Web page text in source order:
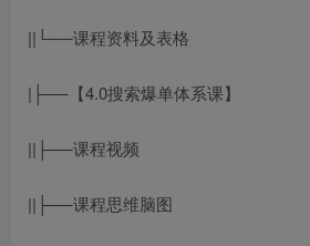
||└──课程资料及表格
|├──【4.0搜索爆单体系课】
||├──课程视频
||├──课程思维脑图